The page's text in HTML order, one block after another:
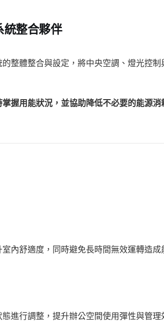
統整合夥伴
整體整合與設定，將中央空調、燈光控制
握用能狀況，並協助降低不必要的能源消
內舒適度，同時避免長時間無效運轉造成
進行調整，提升辦公空間使用彈性與管理